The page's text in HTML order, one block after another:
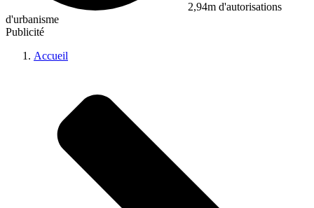
2,94m d'autorisations
d'urbanisme
Publicité
Accueil